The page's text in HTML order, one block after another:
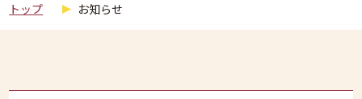
トップ お知らせ